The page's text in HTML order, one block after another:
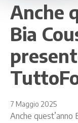
Anche
Bia
7 Maggio 2025
Anche quest’anno